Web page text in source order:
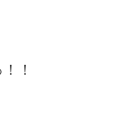
！